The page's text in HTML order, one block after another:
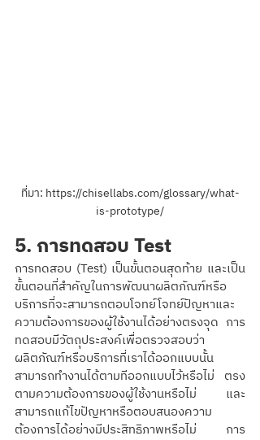
ที่มา: https://chisellabs.com/glossary/what-
is-prototype/
5. การทดสอบ Test
การทดสอบ (Test) เป็นขั้นตอนสุดท้าย และเป็น
ขั้นตอนที่สำคัญในการพัฒนาผลิตภัณฑ์หรือ
บริการที่จะสามารถตอบโจทย์โจทย์ปัญหาและ
ความต้องการของผู้ใช้งานได้อย่างตรงจุด การ
ทดสอบมีวัตถุประสงค์เพื่อตรวจสอบว่า
ผลิตภัณฑ์หรือบริการที่เราได้ออกแบบนั้น
สามารถทำงานได้ตามทีออกแบบไว้หรือไม่ ตรง
ตามความต้องการของผู้ใช้งานหรือไม่ และ
สามารถแก้ไขปัญหาหรือตอบสนองความ
ต้องการได้อย่างมีประสิทธิภาพหรือไม่ การ